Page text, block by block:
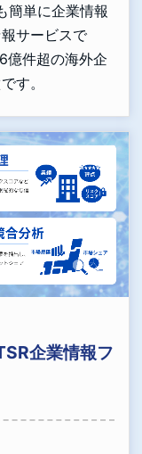
簡単に企業情報
サービスで
億件超の海外企
す。
企業情報フ